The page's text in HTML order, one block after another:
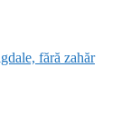
fără zahăr